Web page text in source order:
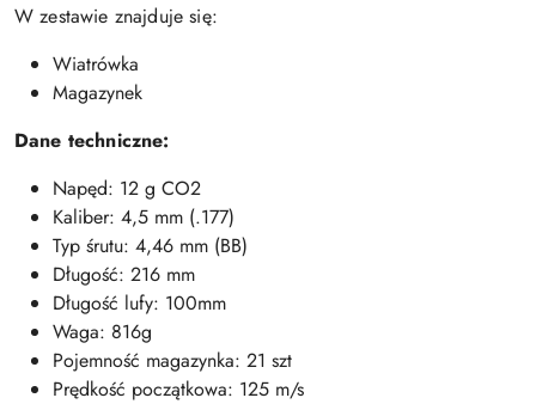
W zestawie znajduje się:
Wiatrówka
Magazynek
Dane techniczne:
Napęd: 12 g CO2
Kaliber: 4,5 mm (.177)
Typ śrutu: 4,46 mm (BB)
Długość: 216 mm
Długość lufy: 100mm
Waga: 816g
Pojemność magazynka: 21 szt
Prędkość początkowa: 125 m/s